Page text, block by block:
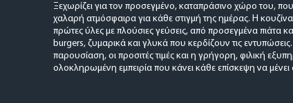
Ξεχωρίζει για τον προσεγμένο, καταπράσινο χώρο του,
χαλαρή ατμόσφαιρα για κάθε στιγμή της ημέρας. Η κουζίνα
πρώτες ύλες με πλούσιες γεύσεις, από προσεγμένα πιάτα
burgers, ζυμαρικά και γλυκά που κερδίζουν τις
παρουσίαση, οι προσιτές τιμές και η γρήγορη, φιλική
ολοκληρωμένη εμπειρία που κάνει κάθε επίσκεψη να μένει